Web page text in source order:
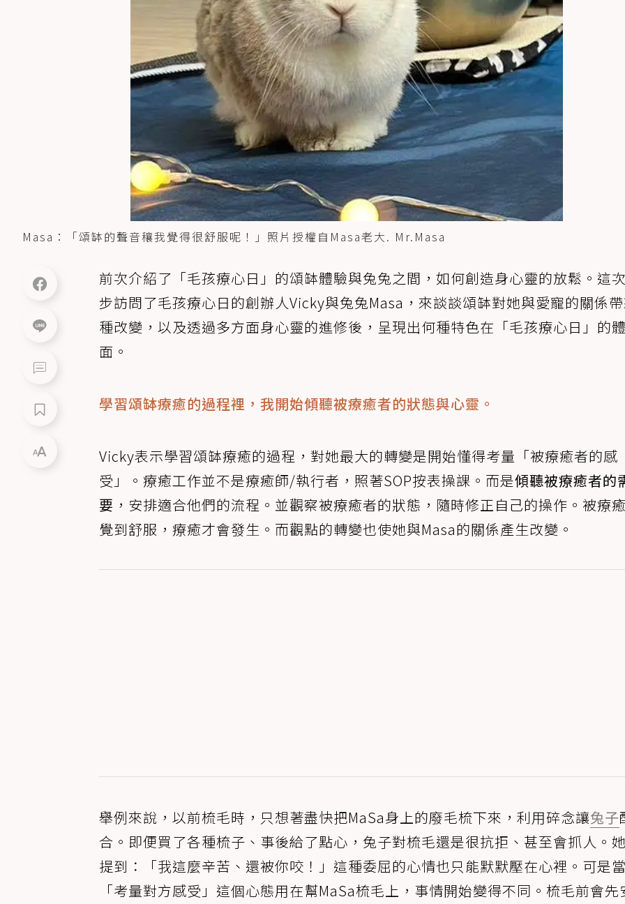
Masa：「頌缽的聲音穰我覺得很舒服呢！」照片授權自Masa老大. Mr.Masa
前次介紹了「毛孩療心日」的頌缽體驗與兔兔之間，如何創造身心靈的放鬆。這
步訪問了毛孩療心日的創辦人Vicky與兔兔Masa，來談談頌缽對她與愛寵的關係
種改變，以及透過多方面身心靈的進修後，呈現出何種特色在「毛孩療心日」的
面。
學習頌缽療癒的過程裡，我開始傾聽被療癒者的狀態與心靈。
Vicky表示學習頌缽療癒的過程，對她最大的轉變是開始懂得考量「被療癒者的感
受」。療癒工作並不是療癒師/執行者，照著SOP按表操課。而是傾聽被療癒者的
要 ，安排適合他們的流程。並觀察被療癒者的狀態，隨時修正自己的操作。被療
覺到舒服，療癒才會發生。而觀點的轉變也使她與Masa的關係產生改變。
舉例來說，以前梳毛時，只想著盡快把MaSa身上的廢毛梳下來，利用碎念讓兔子
合。即便買了各種梳子、事後給了點心，兔子對梳毛還是很抗拒、甚至會抓人。
提到：「我這麼辛苦、還被你咬！」這種委屈的心情也只能默默壓在心裡。可是
「考量對方感受」這個心態用在幫MaSa梳毛上，事情開始變得不同。梳毛前會先